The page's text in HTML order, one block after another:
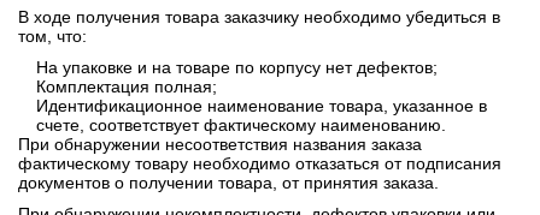
В ходе получения товара заказчику необходимо убедиться в
том, что:
На упаковке и на товаре по корпусу нет дефектов;
Комплектация полная;
Идентификационное наименование товара, указанное в
счете, соответствует фактическому наименованию.
При обнаружении несоответствия названия заказа
фактическому товару необходимо отказаться от подписания
документов о получении товара, от принятия заказа.